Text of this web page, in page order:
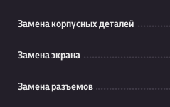
Замена корпусных деталей
Замена экрана
Замена разъемов